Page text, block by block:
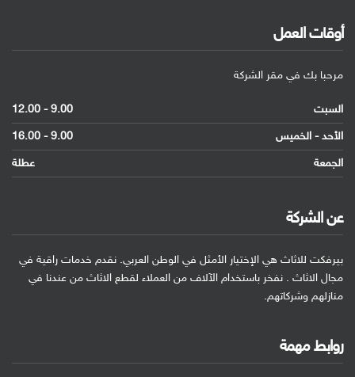
أوقات العمل
مرحبا بك في مقر الشركة
السبت
9.00 - 12.00
الأحد - الخميس
9.00 - 16.00
الجمعة
عطلة
عن الشركة
بيرفكت للاثاث هي الإختيار الأمثل في الوطن العربي. نقدم خدمات راقية في
مجال الاثاث . نفخر باستخدام الآلاف من العملاء لقطع الاثاث من عندنا في
منازلهم وشركاتهم.
روابط مهمة